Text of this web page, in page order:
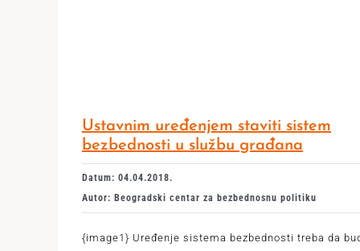
Ustavnim uređenjem staviti sistem
bezbednosti u službu građana
Datum: 04.04.2018.
Autor: Beogradski centar za bezbednosnu politiku
{image1} Uređenje sistema bezbednosti treba da